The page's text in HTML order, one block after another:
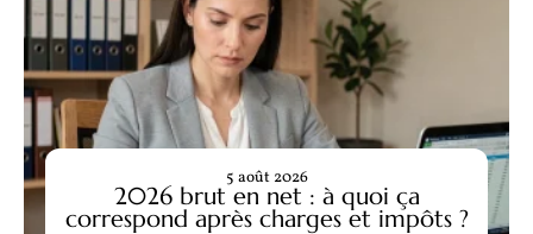
2026 brut en net : à quoi ça
correspond après charges et impôts ?
5 août 2026